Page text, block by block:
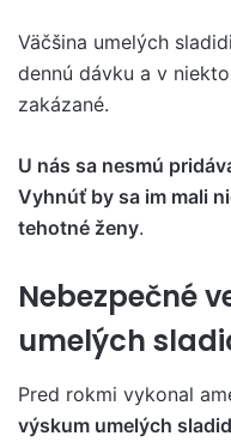
Väčšina umelých
dennú dávku a v
zakázané.
U nás sa nesmú
Vyhnúť by sa im mali
tehotné ženy.
Nebezpečné
umelých
Pred rokmi vykonal
výskum umelých